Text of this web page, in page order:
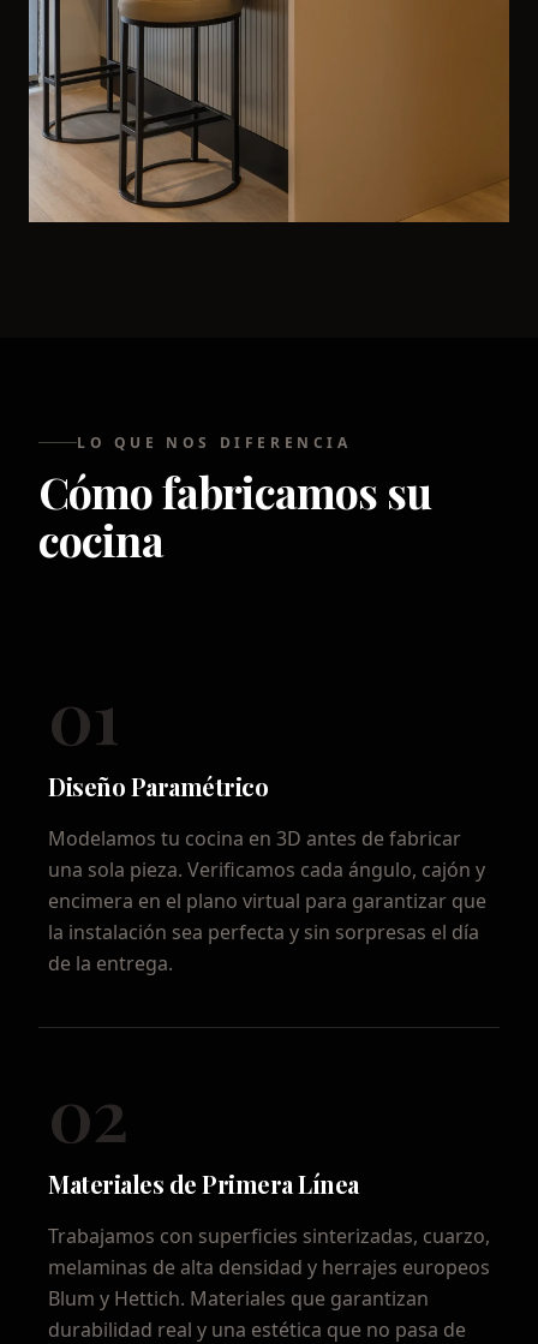
LO QUE NOS DIFERENCIA
Cómo fabricamos su
cocina
01
Diseño Paramétrico
Modelamos tu cocina en 3D antes de fabricar
una sola pieza. Verificamos cada ángulo, cajón y
encimera en el plano virtual para garantizar que
la instalación sea perfecta y sin sorpresas el día
de la entrega.
02
Materiales de Primera Línea
Trabajamos con superficies sinterizadas, cuarzo,
melaminas de alta densidad y herrajes europeos
Blum y Hettich. Materiales que garantizan
durabilidad real y una estética que no pasa de